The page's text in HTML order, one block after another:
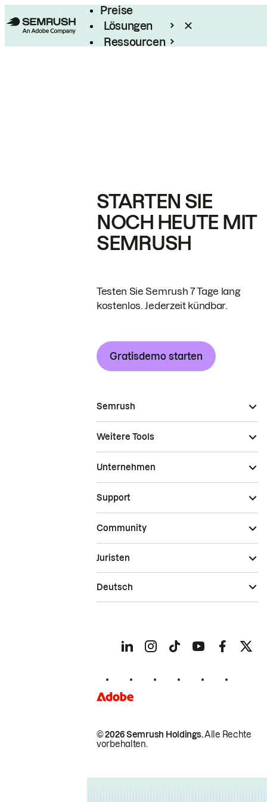
Preise
Lösungen
Ressourcen
STARTEN SIE
NOCH HEUTE MIT
SEMRUSH
Testen Sie Semrush 7 Tage lang
kostenlos. Jederzeit kündbar.
Gratisdemo starten
Semrush
Weitere Tools
Unternehmen
Support
Community
© 2026 Semrush Holdings.Alle Rechte
vorbehalten.
Juristen
Deutsch